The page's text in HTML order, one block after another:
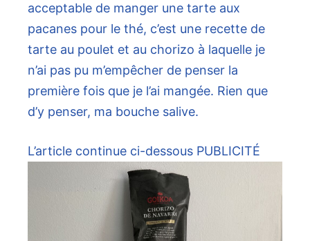
acceptable de manger une tarte aux
pacanes pour le thé, c’est une recette de
tarte au poulet et au chorizo ​​à laquelle je
n’ai pas pu m’empêcher de penser la
première fois que je l’ai mangée. Rien que
d’y penser, ma bouche salive.
L’article continue ci-dessous PUBLICITÉ